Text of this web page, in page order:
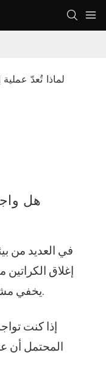
لماذا تُعدّ
هل
في العديد من
إغلاق الكراتين
يخفي مشاكل كبيرة تتعلق بالكفاءة والتكلفة.
إذا كنت
المحتمل أن